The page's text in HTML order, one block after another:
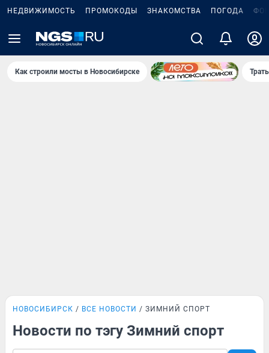
НЕДВИЖИМОСТЬ ПРОМОКОДЫ ЗНАКОМСТВА ПОГОДА
Как строили мосты в Новосибирске
НОВОСИБИРСК ВСЕ НОВОСТИ ЗИМНИЙ СПОРТ
Новости по тэгу Зимний спорт